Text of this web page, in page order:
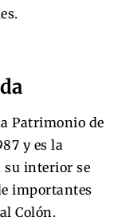
Patrimonio de
y es la
su interior se
importantes
Colón.